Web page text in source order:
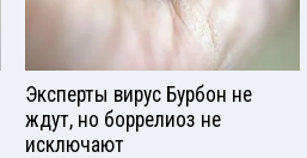
Эксперты вирус Бурбон не
ждут, но боррелиоз не
исключают